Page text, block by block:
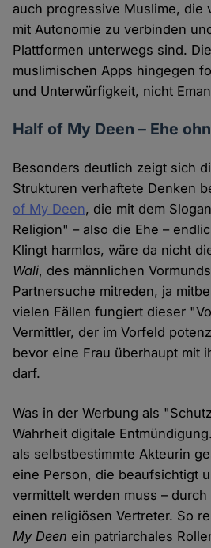
auch progressive Muslime, die
mit Autonomie zu verbinden
Plattformen unterwegs sind.
muslimischen Apps hingegen
und Unterwürfigkeit, nicht
Half of My Deen – Ehe
Besonders deutlich zeigt sich
Strukturen verhaftete Denken
of My Deen, die mit dem
Religion" – also die Ehe –
Klingt harmlos, wäre da nicht
Wali, des männlichen
Partnersuche mitreden, ja
vielen Fällen fungiert dieser
Vermittler, der im Vorfeld
bevor eine Frau überhaupt mit
darf.
Was in der Werbung als
Wahrheit digitale
als selbstbestimmte Akteurin
eine Person, die beaufsichtigt
vermittelt werden muss –
einen religiösen Vertreter. So
My Deen ein patriarchales